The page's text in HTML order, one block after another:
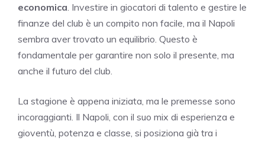
economica . Investire in giocatori di talento e gestire le
finanze del club è un compito non facile, ma il Napoli
sembra aver trovato un equilibrio. Questo è
fondamentale per garantire non solo il presente, ma
anche il futuro del club.
La stagione è appena iniziata, ma le premesse sono
incoraggianti. Il Napoli, con il suo mix di esperienza e
gioventù, potenza e classe, si posiziona già tra i